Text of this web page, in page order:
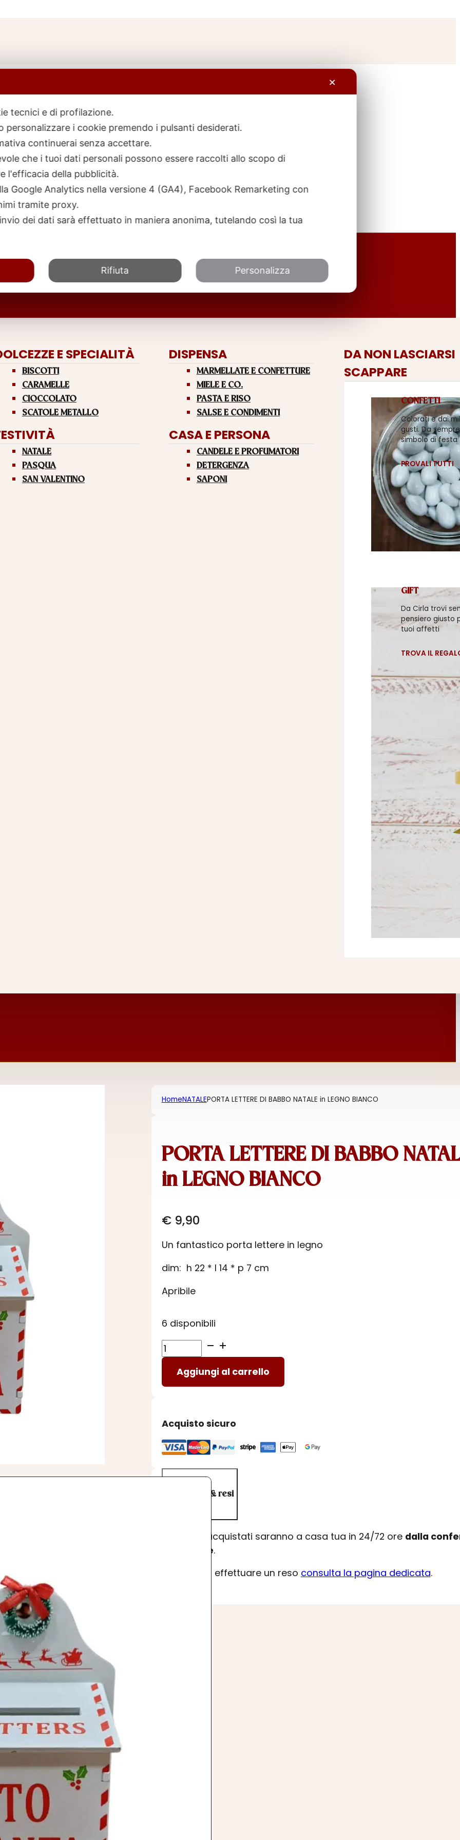
E SPECIALITÀ
BISCOTTI
CARAMELLE
CIOCCOLATO
SCATOLE METALLO
NATALE
PASQUA
SAN VALENTINO
DISPENSA
MARMELLATE E CONFETTURE
MIELE E CO.
PASTA E RISO
SALSE E CONDIMENTI
CASA E PERSONA
CANDELE E PROFUMATORI
DETERGENZA
SAPONI
DA NON LASCIARSI
SCAPPARE
CONFETTI
Colorati e dai
gusti. Da sempre
simbolo di festa
PROVALI TUTTI
GIFT
Da Cirla trovi
pensiero giusto
tuoi affetti
TROVA IL
HomeNATALEPORTA LETTERE DI BABBO NATALE in LEGNO BIANCO
PORTA LETTERE DI BABBO
in LEGNO BIANCO
€9,90
Un fantastico porta lettere in legno
dim: h 22 * l 14 * p 7 cm
Apribile
6 disponibili
PORTA
LETTERE
BABBO
LEGNO
BIANCO
quantità
Aggiungi al carrello
Acquisto sicuro
Spedizioni & resi
I prodotti acquistati saranno a casa tua in 24/72 ore dalla
dell’ordine.
Se desideri effettuare un reso consulta la pagina dedicata.
✕
tecnici e di profilazione.
personalizzare i cookie premendo i pulsanti desiderati.
continuerai senza accettare.
che i tuoi dati personali possono essere raccolti allo scopo di
l'efficacia della pubblicità.
Google Analytics nella versione 4 (GA4), Facebook Remarketing con
tramite proxy.
dei dati sarà effettuato in maniera anonima, tutelando così la tua
Rifiuta Personalizza